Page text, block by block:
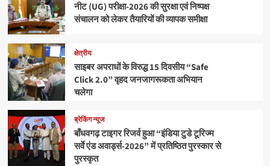
नीट (UG) परीक्षा-2026 की सुरक्षा एवं निष्पक्ष
संचालन को लेकर तैयारियों की व्यापक समीक्षा
क्षेत्रीय
साइबर अपराधों के विरुद्ध 15 दिवसीय “Safe
Click 2.0” वृहद जनजागरूकता अभियान
चलेगा
ब्रेकिंग न्यूज
बाँधवगढ़ टाइगर रिजर्व हुआ “इंडिया टुडे टूरिज्म
सर्वे एंड अवार्ड्स-2026” में प्रतिष्ठित पुरस्कार से
पुरस्कृत